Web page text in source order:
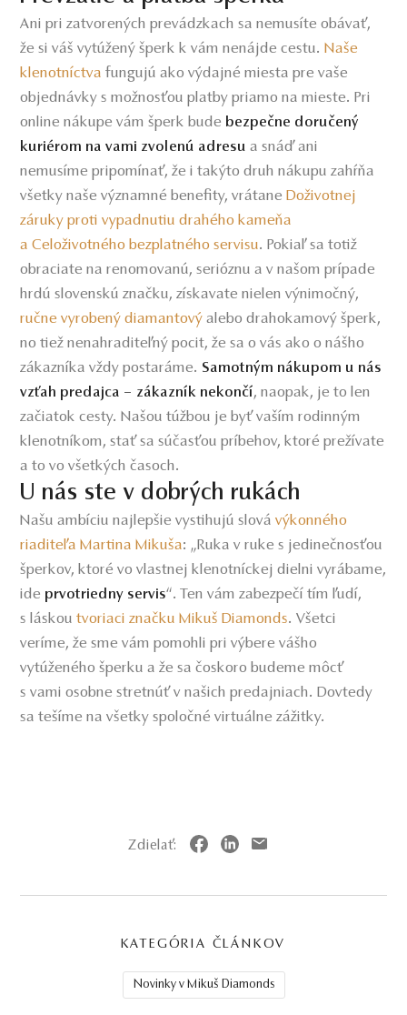
Ani pri zatvorených prevádzkach sa nemusíte obávať,
že si váš vytúžený šperk k vám nenájde cestu.Naše
klenotníctva fungujú ako výdajné miesta pre vaše
objednávky s možnosťou platby priamo na mieste. Pri
online nákupe vám šperk bude bezpečne doručený
kuriérom na vami zvolenú adresu a snáď ani
nemusíme pripomínať, že i takýto druh nákupu zahŕňa
všetky naše významné benefity, vrátaneDoživotnej
záruky proti vypadnutiu drahého kameňa
a Celoživotného bezplatného servisu.Pokiaľ sa totiž
obraciate na renomovanú, serióznu a v našom prípade
hrdú slovenskú značku, získavate nielen výnimočný,
ručne vyrobený diamantový alebo drahokamový šperk,
no tiež nenahraditeľný pocit, že sa o vás ako o nášho
zákazníka vždy postaráme. Samotným nákupom u nás
vzťah predajca – zákazník nekončí, naopak, je to len
začiatok cesty. Našou túžbou je byť vaším rodinným
klenotníkom, stať sa súčasťou príbehov, ktoré prežívate
a to vo všetkých časoch.
U nás ste v dobrých rukách
Našu ambíciu najlepšie vystihujú slovávýkonného
riaditeľa Martina Mikuša: „Ruka v ruke s jedinečnosťou
šperkov, ktoré vo vlastnej klenotníckej dielni vyrábame,
ide prvotriedny servis“. Ten vám zabezpečí tím ľudí,
s láskoutvoriaci značku Mikuš Diamonds. Všetci
veríme, že sme vám pomohli pri výbere vášho
vytúženého šperku a že sa čoskoro budeme môcť
s vami osobne stretnúť v našich predajniach. Dovtedy
sa tešíme na všetky spoločné virtuálne zážitky.
Zdielať:
KATEGÓRIA ČLÁNKOV
Novinky v Mikuš Diamonds